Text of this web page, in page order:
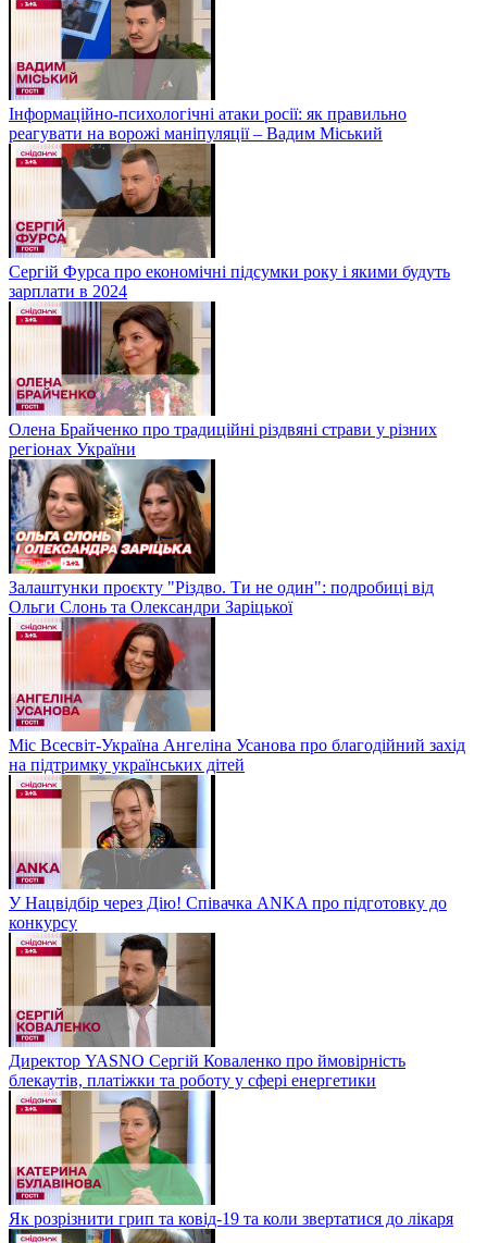
Інформаційно-психологічні атаки росії: як правильно
реагувати на ворожі маніпуляції – Вадим Міський
Сергій Фурса про економічні підсумки року і якими будуть
зарплати в 2024
Олена Брайченко про традиційні різдвяні страви у різних
регіонах України
Залаштунки проєкту "Різдво. Ти не один": подробиці від
Ольги Слонь та Олександри Заріцької
Міс Всесвіт-Україна Ангеліна Усанова про благодійний захід
на підтримку українських дітей
У Нацвідбір через Дію! Співачка ANKA про підготовку до
конкурсу
Директор YASNO Сергій Коваленко про ймовірність
блекаутів, платіжки та роботу у сфері енергетики
Як розрізнити грип та ковід-19 та коли звертатися до лікаря